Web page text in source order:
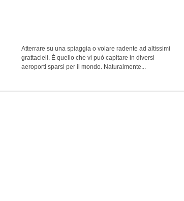
Atterrare su una spiaggia o volare radente ad altissimi
grattacieli. È quello che vi può capitare in diversi
aeroporti sparsi per il mondo. Naturalmente...